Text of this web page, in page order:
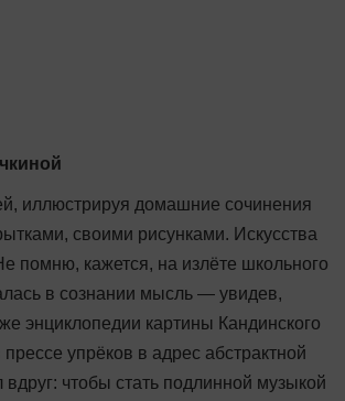
иллюстрируя домашние сочинения
своими рисунками. Искусства
помню, кажется, на излёте школьного
в сознании мысль — увидев,
энциклопедии картины Кандинского
упрёков в адрес абстрактной
чтобы стать подлинной музыкой